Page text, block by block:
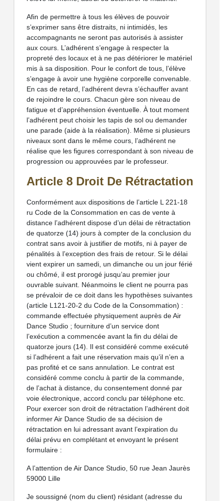
Afin de permettre à tous les élèves de pouvoir
s’exprimer sans être distraits, ni intimidés, les
accompagnants ne seront pas autorisés à assister
aux cours. L’adhérent s’engage à respecter la
propreté des locaux et à ne pas détériorer le matériel
mis à sa disposition. Pour le confort de tous, l’élève
s’engage à avoir une hygiène corporelle convenable.
En cas de retard, l’adhérent devra s’échauffer avant
de rejoindre le cours. Chacun gère son niveau de
fatigue et d’appréhension éventuelle. À tout moment
l’adhérent peut choisir les tapis de sol ou demander
une parade (aide à la réalisation). Même si plusieurs
niveaux sont dans le même cours, l’adhérent ne
réalise que les figures correspondant à son niveau de
progression ou approuvées par le professeur.
Article 8 Droit De Rétractation
Conformément aux dispositions de l’article L 221-18
ru Code de la Consommation en cas de vente à
distance l’adhérent dispose d’un délai de rétractation
de quatorze (14) jours à compter de la conclusion du
contrat sans avoir à justifier de motifs, ni à payer de
pénalités à l’exception des frais de retour. Si le délai
vient expirer un samedi, un dimanche ou un jour férié
ou chômé, il est prorogé jusqu’au premier jour
ouvrable suivant. Néanmoins le client ne pourra pas
se prévaloir de ce doit dans les hypothèses suivantes
(article L121-20-2 du Code de la Consommation) :
commande effectuée physiquement auprès de Air
Dance Studio ; fourniture d’un service dont
l’exécution a commencée avant la fin du délai de
quatorze jours (14). Il est considéré comme exécuté
si l’adhérent a fait une réservation mais qu’il n’en a
pas profité et ce sans annulation. Le contrat est
considéré comme conclu à partir de la commande,
de l’achat à distance, du consentement donné par
voie électronique, accord conclu par téléphone etc.
Pour exercer son droit de rétractation l’adhérent doit
informer Air Dance Studio de sa décision de
rétractation en lui adressant avant l’expiration du
délai prévu en complétant et envoyant le présent
formulaire :
A l’attention de Air Dance Studio, 50 rue Jean Jaurès
59000 Lille
Je soussigné (nom du client) résidant (adresse du